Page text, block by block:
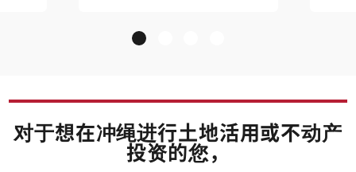
对于想在冲绳进行土地活用或不动产
投资的您，